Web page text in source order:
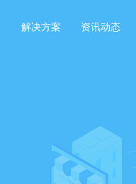
解决方案 资讯动态